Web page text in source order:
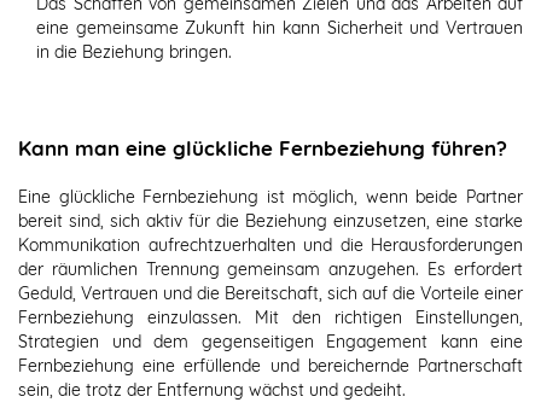
eine gemeinsame Zukunft hin kann Sicherheit und Vertrauen
in die Beziehung bringen.
Kann man eine glückliche Fernbeziehung führen?
Eine glückliche Fernbeziehung ist möglich, wenn beide Partner
bereit sind, sich aktiv für die Beziehung einzusetzen, eine starke
Kommunikation aufrechtzuerhalten und die Herausforderungen
der räumlichen Trennung gemeinsam anzugehen. Es erfordert
Geduld, Vertrauen und die Bereitschaft, sich auf die Vorteile einer
Fernbeziehung einzulassen. Mit den richtigen Einstellungen,
Strategien und dem gegenseitigen Engagement kann eine
Fernbeziehung eine erfüllende und bereichernde Partnerschaft
sein, die trotz der Entfernung wächst und gedeiht.